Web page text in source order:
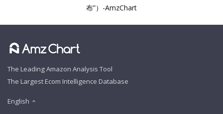
布”）-AmzChart
The Leading Amazon Analysis Tool
The Largest Ecom Intelligence Database
English